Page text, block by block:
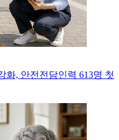
화, 안전전담인력 613명 첫